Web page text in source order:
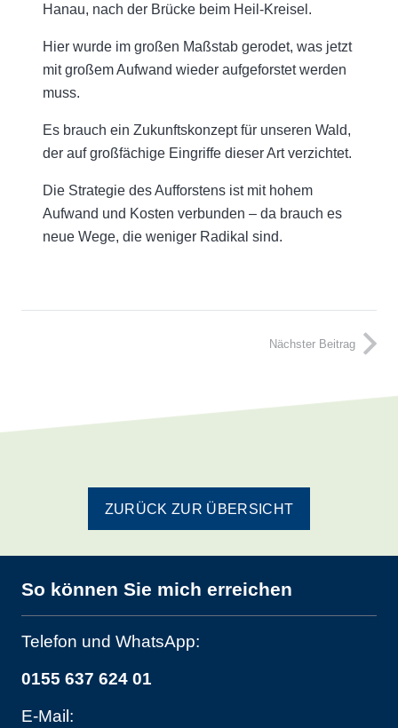
Hanau, nach der Brücke beim Heil-Kreisel.
Hier wurde im großen Maßstab gerodet, was jetzt
mit großem Aufwand wieder aufgeforstet werden
muss.
Es brauch ein Zukunftskonzept für unseren Wald,
der auf großfächige Eingriffe dieser Art verzichtet.
Die Strategie des Aufforstens ist mit hohem
Aufwand und Kosten verbunden – da brauch es
neue Wege, die weniger Radikal sind.
Nächster Beitrag
ZURÜCK ZUR ÜBERSICHT
So können Sie mich erreichen
Telefon und WhatsApp:
0155 637 624 01
E-Mail: